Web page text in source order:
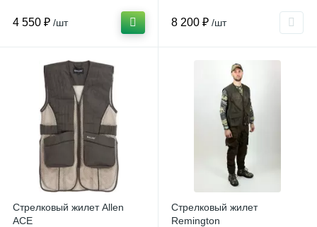
4 550 ₽ /шт 8 200 ₽ /шт
Стрелковый жилет Allen
ACE
Стрелковый жилет
Remington